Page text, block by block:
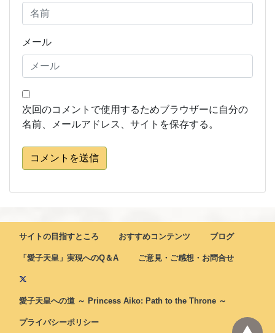
メール
次回のコメントで使用するためブラウザーに自分の
名前、メールアドレス、サイトを保存する。
コメントを送信
サイトの目指すところ おすすめコンテンツ ブログ
「愛子天皇」実現へのQ＆A ご意見・ご感想・お問合せ
愛子天皇への道 ～ Princess Aiko: Path to the Throne ～
プライバシーポリシー